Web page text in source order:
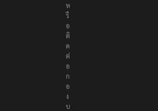
ว
ห
รื
อ
ติ
ด
ต่
อ
ก
อ
ง